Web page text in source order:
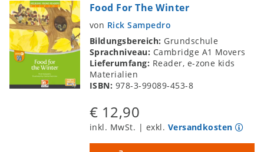
Food For The Winter
von Rick Sampedro
Bildungsbereich: Grundschule
Sprachniveau: Cambridge A1 Movers
Lieferumfang: Reader, e-zone kids
Materialien
ISBN: 978-3-99089-453-8
€ 12,90
inkl. MwSt. | exkl. Versandkosten